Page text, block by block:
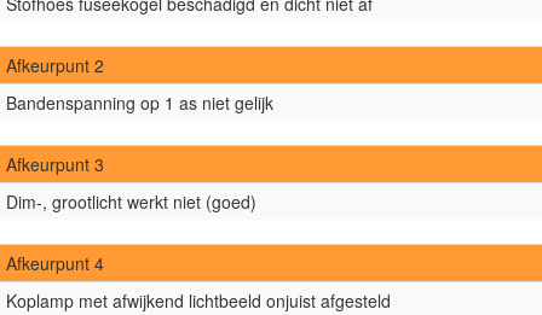
Afkeurpunt 2
Bandenspanning op 1 as niet gelijk
Afkeurpunt 3
Dim-, grootlicht werkt niet (goed)
Afkeurpunt 4
Koplamp met afwijkend lichtbeeld onjuist afgesteld